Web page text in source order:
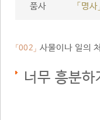
품사 「명사」
「002」 사물이나 일의
너무 흥분하